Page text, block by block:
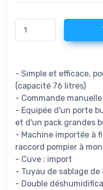
- Simple et efficace,
(capacité 76 litres)
- Commande manuelle
- Equipée d'un porte
et d'un pack grandes
- Machine importée à
raccord pompier à
- Cuve : import
- Tuyau de sablage de
- Double